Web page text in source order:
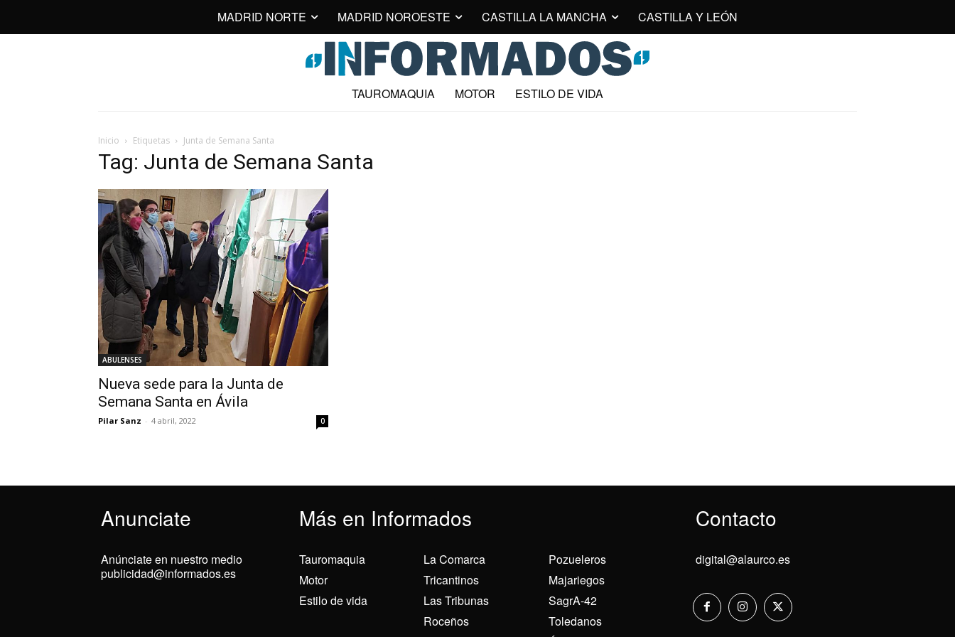
MADRID NORTE MADRID NOROESTE CASTILLA LA MANCHA CASTILLA Y LEÓN
TAUROMAQUIA MOTOR ESTILO DE VIDA
Inicio Etiquetas Junta de Semana Santa
Tag: Junta de Semana Santa
ABULENSES
Nueva sede para la Junta de
Semana Santa en Ávila
Pilar Sanz - 4 abril, 2022 0
Anunciate Más en Informados Contacto
Anúnciate en nuestro medio
publicidad@informados.es
Tauromaquia
Motor
Estilo de vida
La Comarca
Tricantinos
Las Tribunas
Roceños
Pozueleros
Majariegos
SagrA-42
Toledanos
digital@alaurco.es